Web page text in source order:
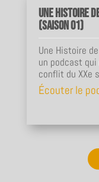
Une Histoire
(Saison 01)
Une Histoire
un podcast
conflit du XXe
Écouter le